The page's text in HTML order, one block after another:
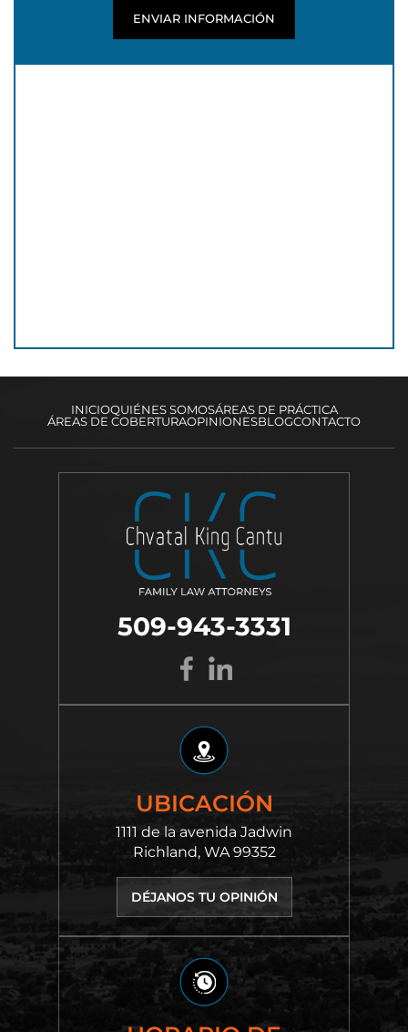
INICIOQUIÉNES SOMOSÁREAS DE PRÁCTICA
ÁREAS DE COBERTURAOPINIONESBLOGCONTACTO
UBICACIÓN
1111 de la avenida Jadwin
Richland, WA 99352
DÉJANOS TU OPINIÓN
509-943-3331